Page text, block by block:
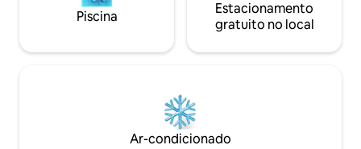
Piscina
Estacionamento
gratuito no local
Ar-condicionado